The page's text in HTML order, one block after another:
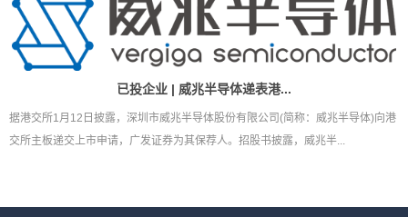
已投企业 | 威兆半导体递表港...
据港交所1月12日披露，深圳市威兆半导体股份有限公司(简称：威兆半导体)向港
交所主板递交上市申请，广发证券为其保荐人。招股书披露，威兆半...